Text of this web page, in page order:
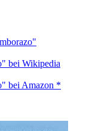
bei Wikipedia
bei Amazon *